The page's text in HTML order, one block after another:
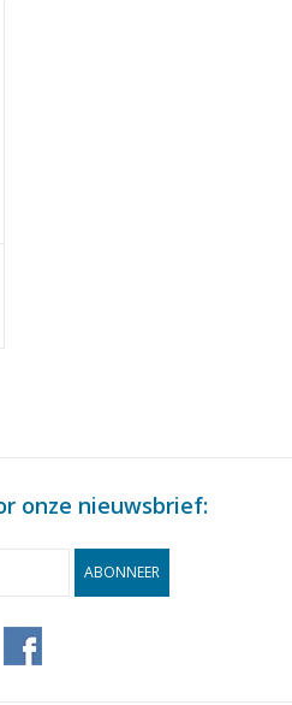
onze nieuwsbrief:
ABONNEER